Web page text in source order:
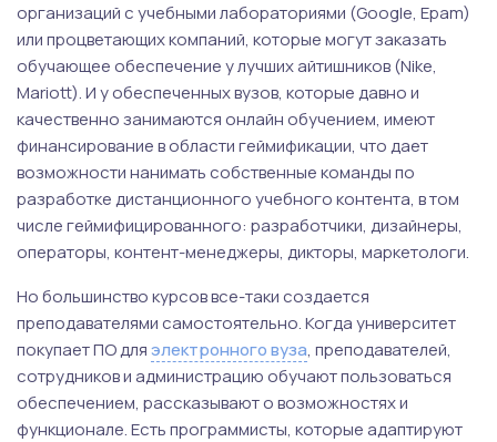
организаций с учебными лабораториями (Google, Epam)
или процветающих компаний, которые могут заказать
обучающее обеспечение у лучших айтишников (Nike,
Mariott). И у обеспеченных вузов, которые давно и
качественно занимаются онлайн обучением, имеют
финансирование в области геймификации, что дает
возможности нанимать собственные команды по
разработке дистанционного учебного контента, в том
числе геймифицированного: разработчики, дизайнеры,
операторы, контент-менеджеры, дикторы, маркетологи.
Но большинство курсов все-таки создается
преподавателями самостоятельно. Когда университет
покупает ПО дляэлектронного вуза, преподавателей,
сотрудников и администрацию обучают пользоваться
обеспечением, рассказывают о возможностях и
функционале. Есть программисты, которые адаптируют